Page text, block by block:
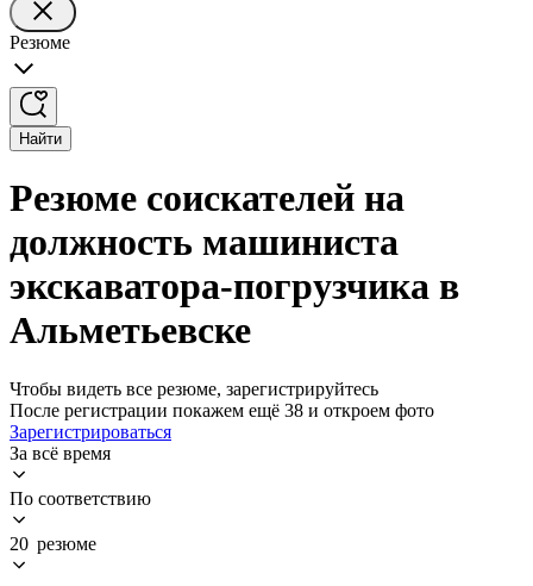
Резюме
Найти
Резюме соискателей на
должность машиниста
экскаватора-погрузчика в
Альметьевске
Чтобы видеть все резюме, зарегистрируйтесь
После регистрации покажем ещё 38 и откроем фото
Зарегистрироваться
За всё время
По соответствию
20 резюме